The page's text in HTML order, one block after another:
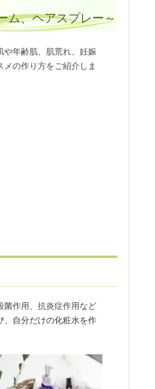
ム、ヘアスプレー～
や年齢肌、肌荒れ、妊娠
の作り方をご紹介しま
菌作用、抗炎症作用など
、自分だけの化粧水を作